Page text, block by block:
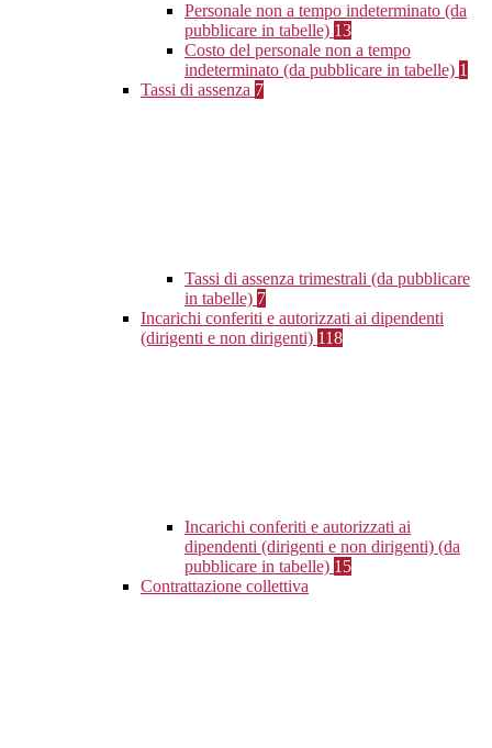
Personale non a tempo indeterminato (da
pubblicare in tabelle) 13
Costo del personale non a tempo
indeterminato (da pubblicare in tabelle) 1
Tassi di assenza 7
Tassi di assenza trimestrali (da pubblicare
in tabelle) 7
Incarichi conferiti e autorizzati ai dipendenti
(dirigenti e non dirigenti) 118
Incarichi conferiti e autorizzati ai
dipendenti (dirigenti e non dirigenti) (da
pubblicare in tabelle) 15
Contrattazione collettiva